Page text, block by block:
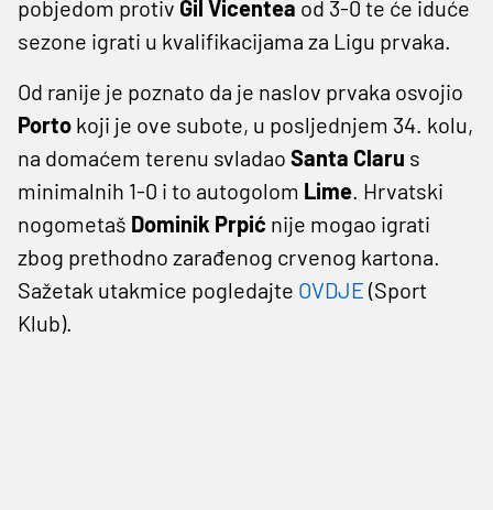
pobjedom protiv Gil Vicentea od 3-0 te će iduće
sezone igrati u kvalifikacijama za Ligu prvaka.
Od ranije je poznato da je naslov prvaka osvojio
Porto koji je ove subote, u posljednjem 34. kolu,
na domaćem terenu svladao Santa Claru s
minimalnih 1-0 i to autogolom Lime. Hrvatski
nogometaš Dominik Prpić nije mogao igrati
zbog prethodno zarađenog crvenog kartona.
Sažetak utakmice pogledajte OVDJE (Sport
Klub).